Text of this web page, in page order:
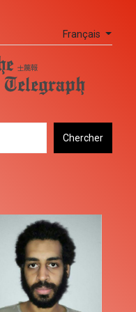
Français
Chercher